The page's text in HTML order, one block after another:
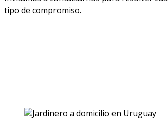
tipo de compromiso.